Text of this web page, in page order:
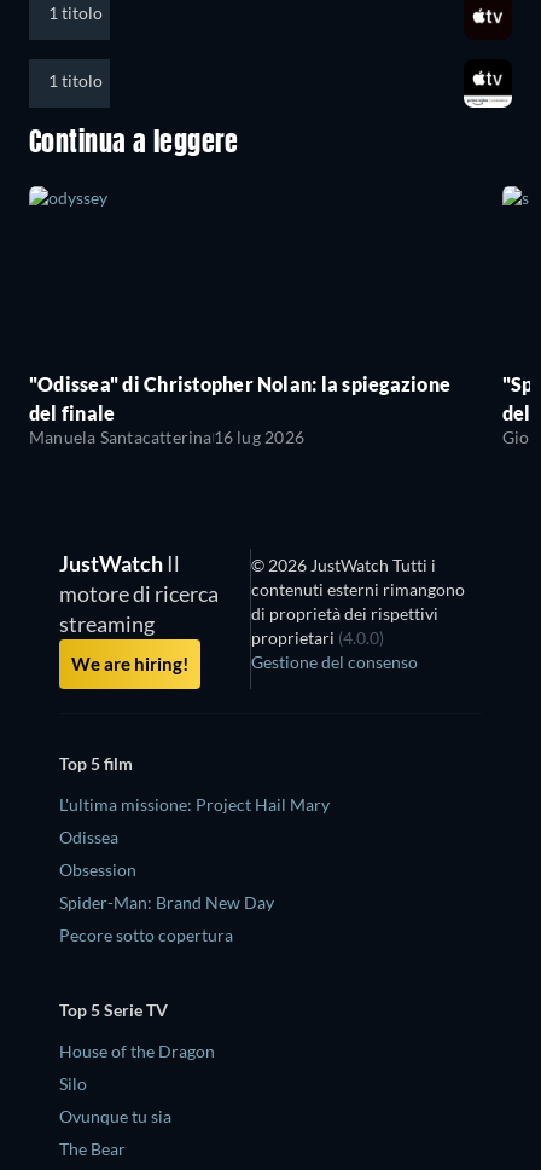
1 titolo
1 titolo
Continua a leggere
"Odissea" di Christopher Nolan: la spiegazione
del finale
Manuela Santacatterina16 lug 2026
del
JustWatch Il
motore di ricerca
streaming
We are hiring!
© 2026 JustWatch Tutti i
contenuti esterni rimangono
di proprietà dei rispettivi
proprietari (4.0.0)
Gestione del consenso
Top 5 film
L'ultima missione: Project Hail Mary
Odissea
Obsession
Spider-Man: Brand New Day
Pecore sotto copertura
Top 5 Serie TV
House of the Dragon
Silo
Ovunque tu sia
The Bear